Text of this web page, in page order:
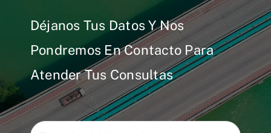
Déjanos Tus Datos Y Nos
Pondremos En Contacto Para
Atender Tus Consultas